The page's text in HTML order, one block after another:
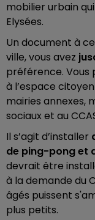
mobilier urbain
Elysées.
Un document à
ville, vous avez
préférence. Vous
à l’espace
mairies annexes,
sociaux et au
Il s’agit d’installer
de ping-pong et
devrait être
à la demande du
âgés puissent
plus petits.